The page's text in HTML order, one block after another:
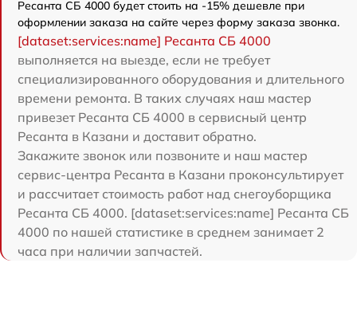
Ресанта СБ 4000 будет стоить на -15% дешевле при
оформлении заказа на сайте через форму заказа звонка.
[dataset:services:name] Ресанта СБ 4000
выполняется на выезде, если не требует
специализированного оборудования и длительного
времени ремонта. В таких случаях наш мастер
привезет Ресанта СБ 4000 в сервисный центр
Ресанта в Казани и доставит обратно.
Закажите звонок или позвоните и наш мастер
сервис-центра Ресанта в Казани проконсультирует
и рассчитает стоимость работ над снегоуборщика
Ресанта СБ 4000. [dataset:services:name] Ресанта СБ
4000 по нашей статистике в среднем занимает 2
часа при наличии запчастей.